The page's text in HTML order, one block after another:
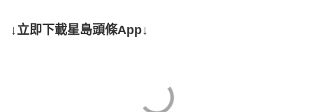
↓立即下載星島頭條App↓